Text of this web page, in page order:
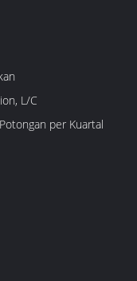
L/C
per Kuartal